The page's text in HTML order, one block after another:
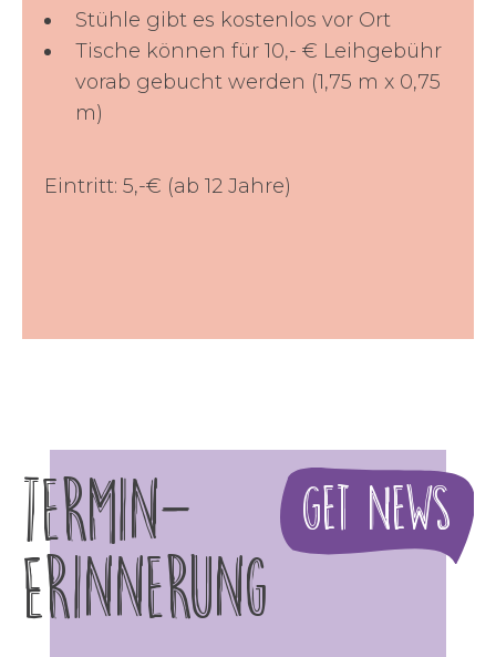
Stühle gibt es kostenlos vor Ort
Tische können für 10,- € Leihgebühr
vorab gebucht werden (1,75 m x 0,75
m)
Eintritt: 5,-€ (ab 12 Jahre)
Termin-
Erinnerung
Get News